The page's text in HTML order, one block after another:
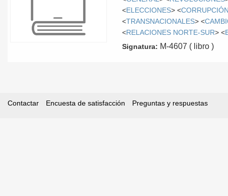
<ELECCIONES> <
<TRANSNACIONALES> <
<RELACIONES NORTE-SUR> <
Signatura: M-4607 ( libro )
Contactar Encuesta de satisfacción Preguntas y respuestas